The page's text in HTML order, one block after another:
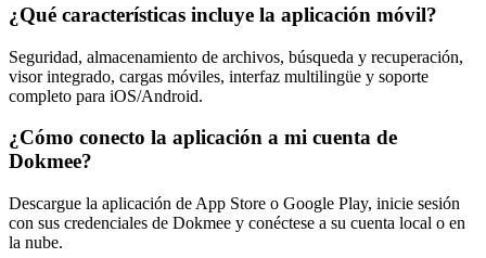
¿Qué características incluye la aplicación móvil?
Seguridad, almacenamiento de archivos, búsqueda y recuperación,
visor integrado, cargas móviles, interfaz multilingüe y soporte
completo para iOS/Android.
¿Cómo conecto la aplicación a mi cuenta de
Dokmee?
Descargue la aplicación de App Store o Google Play, inicie sesión
con sus credenciales de Dokmee y conéctese a su cuenta local o en
la nube.